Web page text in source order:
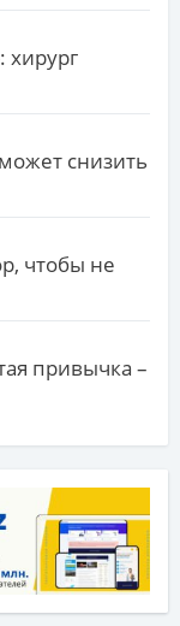
хирург
снизить
чтобы не
привычка –